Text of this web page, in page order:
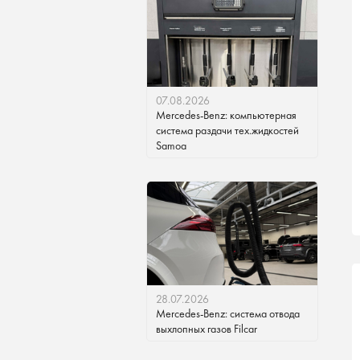
07.08.2026
Mercedes-Benz: компьютерная
система раздачи тех.жидкостей
Samoa
28.07.2026
Mercedes-Benz: система отвода
выхлопных газов Filcar